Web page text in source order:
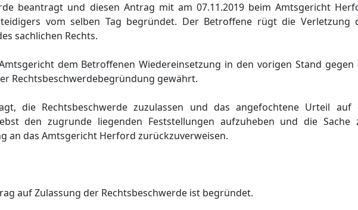
beantragt und diesen Antrag mit am 07.11.2019 beim Amtsgericht
vom selben Tag begründet. Der Betroffene rügt die Verletzung
sachlichen Rechts.
dem Betroffenen Wiedereinsetzung in den vorigen Stand gegen
Rechtsbeschwerdebegründung gewährt.
die Rechtsbeschwerde zuzulassen und das angefochtene Urteil auf
den zugrunde liegenden Feststellungen aufzuheben und die Sache
an das Amtsgericht Herford zurückzuverweisen.
auf Zulassung der Rechtsbeschwerde ist begründet.